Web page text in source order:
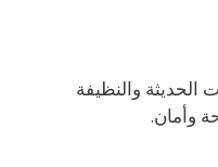
والنظيفة
وأمان.